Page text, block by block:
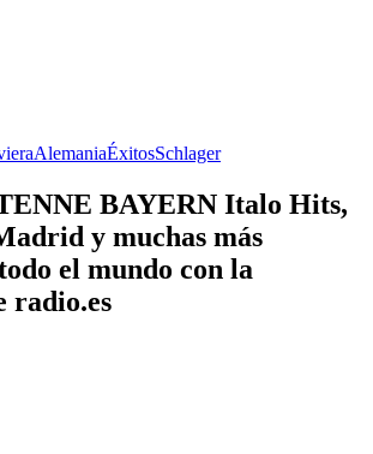
AlemaniaÉxitosSchlager
BAYERN Italo Hits,
y muchas más
el mundo con la
radio.es